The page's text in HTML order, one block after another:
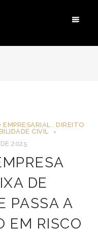
EMPRESARIAL ,DIREITO
CIVIL
2025
DE
PASSA A
EM RISCO